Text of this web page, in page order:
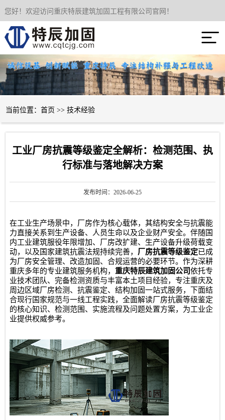
您好！欢迎访问重庆特辰建筑加固工程有限公司官网！

网站首页
服务项目
当前位置： 首页 >> 技术经验
工业厂房抗震等级鉴定全解析：检测范围、执
行标准与落地解决方案
发布时间：2026-06-25
在工业生产场景中，厂房作为核心载体，其结构安全与抗震能
力直接关系到生产设备、人员生命以及企业财产安全。伴随国
内工业建筑服役年限增加、厂房改扩建、生产设备升级荷载变
动，以及国家建筑抗震法规持续完善， 厂房抗震等级鉴定已成
为厂房安全管理、改造加固、合规运营的必要环节。作为深耕
重庆多年的专业建筑服务机构，重庆特辰建筑加固公司依托专
业技术团队、完备检测资质与丰富本土项目经验，专注重庆及
周边区域厂房检测、抗震鉴定、结构加固一站式服务，下面结
合现行国家规范与一线工程实践，全面解读厂房抗震等级鉴定
的核心知识、检测范围、实施流程及问题处置方案，为工业企
业提供权威参考。